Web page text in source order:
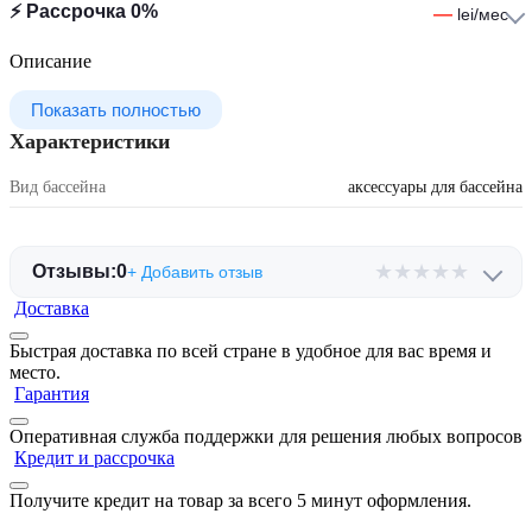
⚡ Рассрочка 0% — lei/мес
Описание
Показать полностью
Характеристики
Вид бассейна аксессуары для бассейна
Отзывы:0+ Добавить отзыв ★ ★ ★ ★ ★
Доставка
Быстрая доставка по всей стране в удобное для вас время и
место.
Гарантия
Оперативная служба поддержки для решения любых вопросов
Кредит и рассрочка
Получите кредит на товар за всего 5 минут оформления.